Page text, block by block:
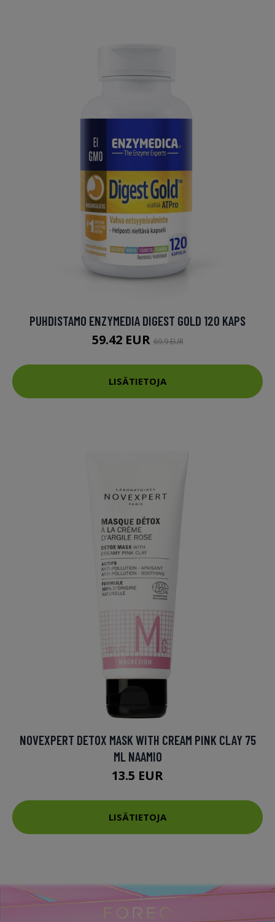
PUHDISTAMO ENZYMEDIA DIGEST GOLD 120 KAPS
59.42 EUR69.9 EUR
LISÄTIETOJA
NOVEXPERT DETOX MASK WITH CREAM PINK CLAY 75
ML NAAMIO
13.5 EUR
LISÄTIETOJA